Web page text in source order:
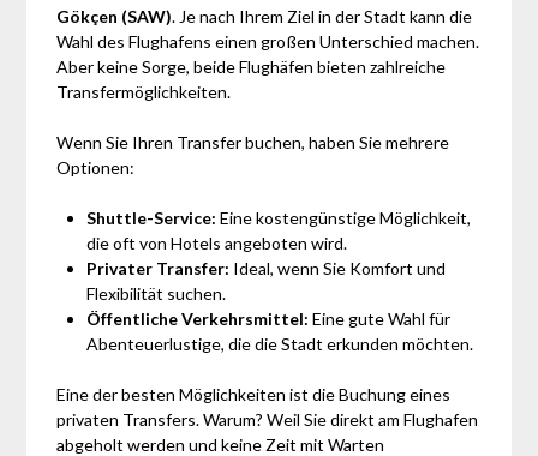
Gökçen (SAW). Je nach Ihrem Ziel in der Stadt kann die
Wahl des Flughafens einen großen Unterschied machen.
Aber keine Sorge, beide Flughäfen bieten zahlreiche
Transfermöglichkeiten.
Wenn Sie Ihren Transfer buchen, haben Sie mehrere
Optionen:
Shuttle-Service: Eine kostengünstige Möglichkeit,
die oft von Hotels angeboten wird.
Privater Transfer: Ideal, wenn Sie Komfort und
Flexibilität suchen.
Öffentliche Verkehrsmittel: Eine gute Wahl für
Abenteuerlustige, die die Stadt erkunden möchten.
Eine der besten Möglichkeiten ist die Buchung eines
privaten Transfers. Warum? Weil Sie direkt am Flughafen
abgeholt werden und keine Zeit mit Warten